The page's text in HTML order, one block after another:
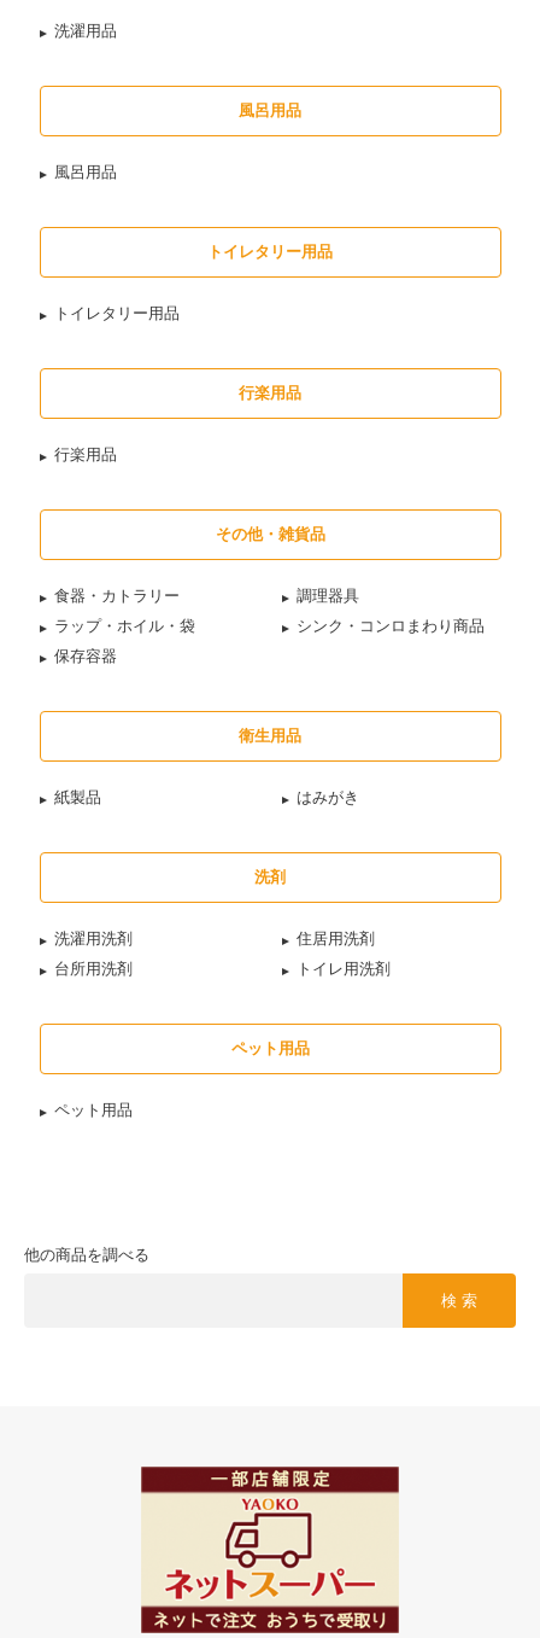
洗濯用品
風呂用品
風呂用品
トイレタリー用品
トイレタリー用品
行楽用品
行楽用品
その他・雑貨品
食器・カトラリー
調理器具
ラップ・ホイル・袋
シンク・コンロまわり商品
保存容器
衛生用品
紙製品 はみがき
洗剤
洗濯用洗剤
住居用洗剤
台所用洗剤
トイレ用洗剤
ペット用品
ペット用品
他の商品を調べる
検 索